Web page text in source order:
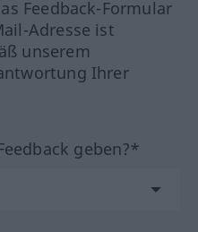
Feedback-Formular
Adresse ist
unserem
Ihrer
geben?*